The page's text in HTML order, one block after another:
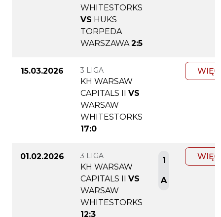
WHITESTORKS
VS HUKS
TORPEDA
WARSZAWA 2:5
15.03.2026 3 LIGA
KH WARSAW
CAPITALS II
VS
WARSAW
WHITESTORKS
17:0
01.02.2026 3 LIGA
KH WARSAW
CAPITALS II
VS
WARSAW
WHITESTORKS
12:3
1
A